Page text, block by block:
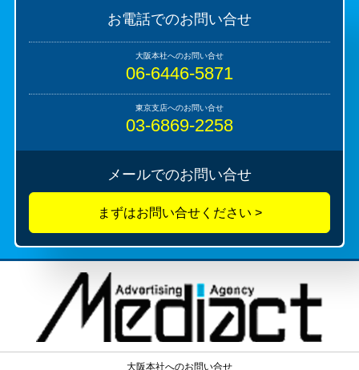
お電話でのお問い合せ
06-6446-5871
03-6869-2258
メールでのお問い合せ